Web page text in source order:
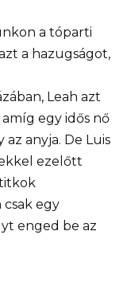
a tóparti
a hazugságot,
Leah azt
egy idős nő
anyja. De Luis
ezelőtt
egy
enged be az